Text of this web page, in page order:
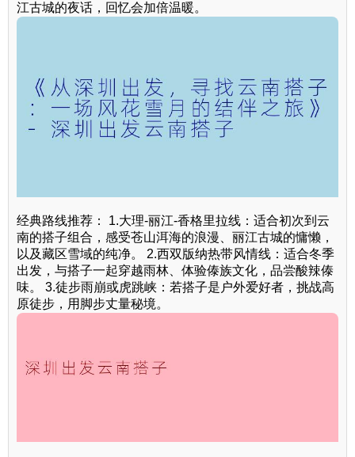
江古城的夜话，回忆会加倍温暖。
经典路线推荐： 1.大理-丽江-香格里拉线：适合初次到云
南的搭子组合，感受苍山洱海的浪漫、丽江古城的慵懒，
以及藏区雪域的纯净。 2.西双版纳热带风情线：适合冬季
出发，与搭子一起穿越雨林、体验傣族文化，品尝酸辣傣
味。 3.徒步雨崩或虎跳峡：若搭子是户外爱好者，挑战高
原徒步，用脚步丈量秘境。